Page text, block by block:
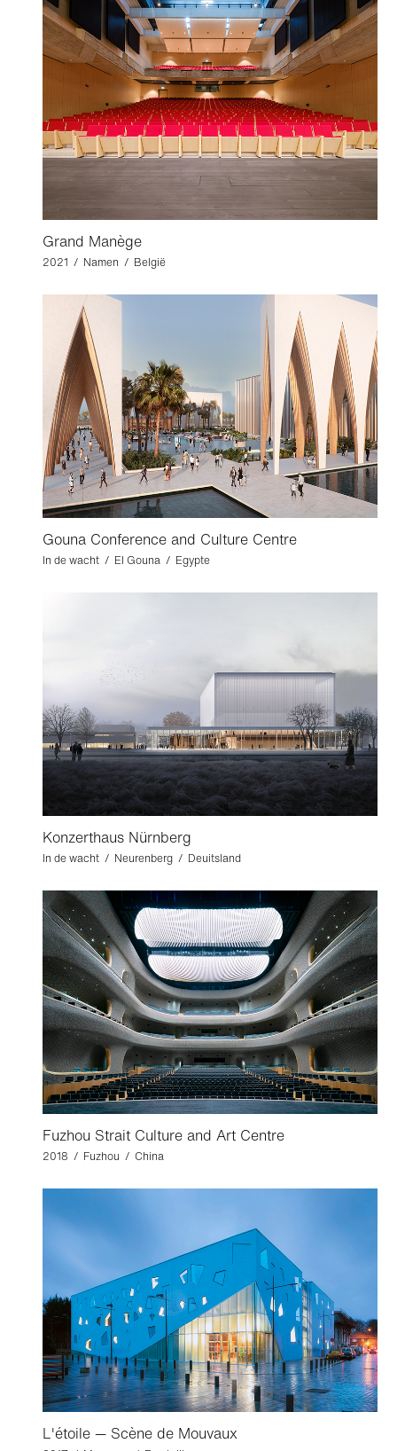
Grand Manège
2021 / Namen / België
Gouna Conference and Culture Centre
In de wacht / El Gouna / Egypte
Konzerthaus Nürnberg
In de wacht / Neurenberg / Deuitsland
Fuzhou Strait Culture and Art Centre
2018 / Fuzhou / China
L'étoile — Scène de Mouvaux